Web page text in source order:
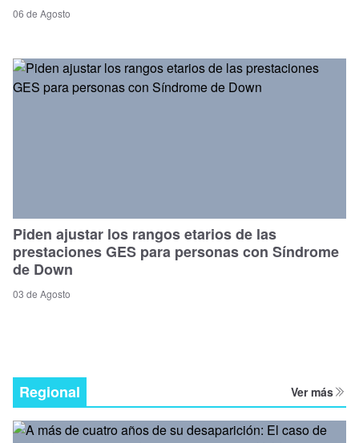
06 de Agosto
Piden ajustar los rangos etarios de las
prestaciones GES para personas con Síndrome
de Down
03 de Agosto
Regional Ver más